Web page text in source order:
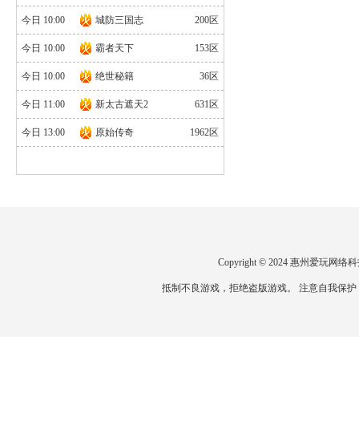
今日 10:00 城防三国志 200区
今日 10:00 霸者天下 153区
今日 10:00 绝世秘籍 36区
今日 11:00 新太古遮天2 631区
今日 13:00 原始传奇 1962区
Copyright © 2024 惠州爱玩网络
抵制不良游戏，拒绝盗版游戏。 注意自我保